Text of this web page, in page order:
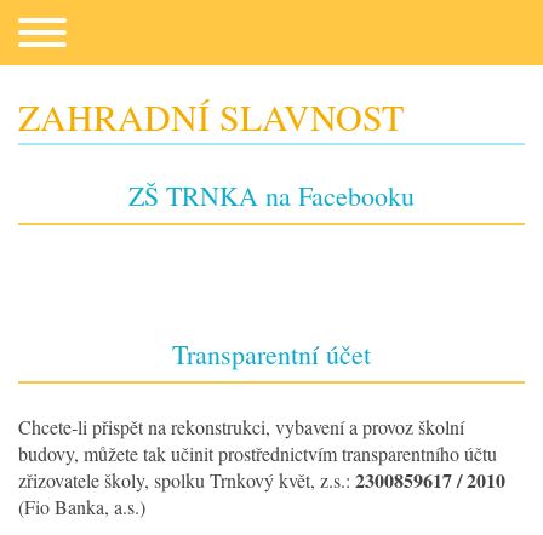
Co potřebujeme
Fotogalerie
Kontakt
ZAHRADNÍ SLAVNOST
ZŠ TRNKA na Facebooku
Transparentní účet
Chcete-li přispět na rekonstrukci, vybavení a provoz školní
budovy, můžete tak učinit prostřednictvím transparentního účtu
zřizovatele školy, spolku Trnkový květ, z.s.: 2300859617 / 2010
(Fio Banka, a.s.)